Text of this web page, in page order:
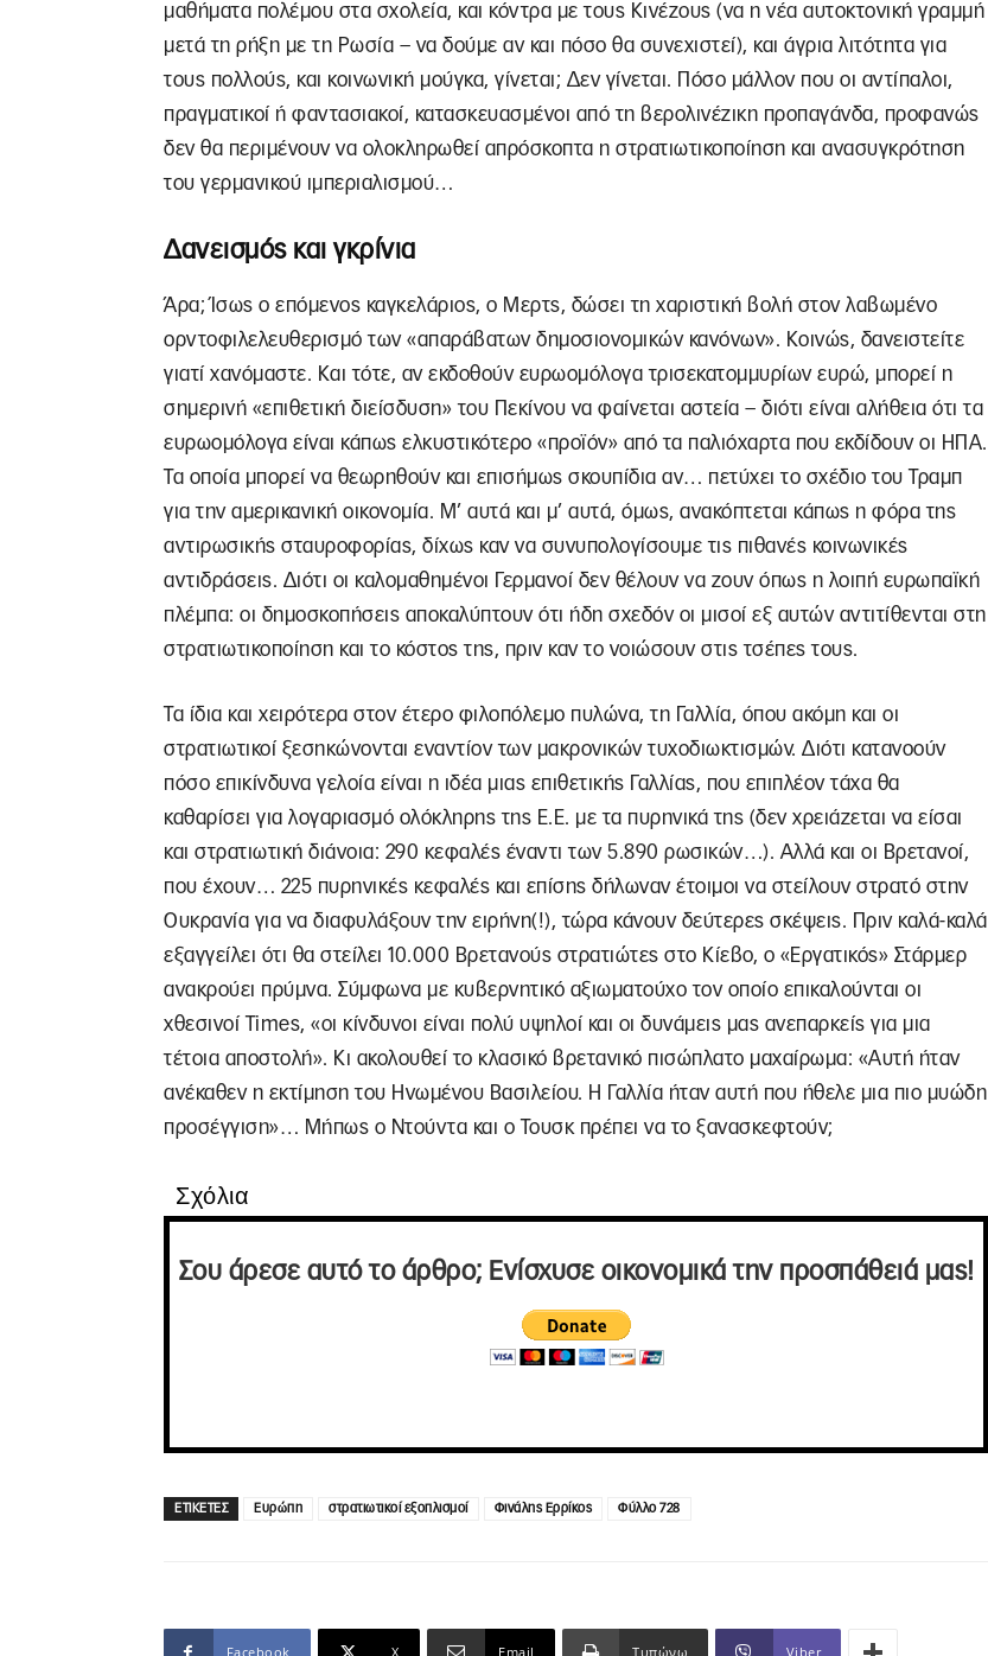
μαθήματα πολέμου στα σχολεία, και κόντρα με τους Κινέζους (να η νέα αυτοκτονική γραμμή
μετά τη ρήξη με τη Ρωσία – να δούμε αν και πόσο θα συνεχιστεί), και άγρια λιτότητα για
τους πολλούς, και κοινωνική μούγκα, γίνεται; Δεν γίνεται. Πόσο μάλλον που οι αντίπαλοι,
πραγματικοί ή φαντασιακοί, κατασκευασμένοι από τη βερολινέζικη προπαγάνδα, προφανώς
δεν θα περιμένουν να ολοκληρωθεί απρόσκοπτα η στρατιωτικοποίηση και ανασυγκρότηση
του γερμανικού ιμπεριαλισμού…
Δανεισμός και γκρίνια
Άρα; Ίσως ο επόμενος καγκελάριος, ο Μερτς, δώσει τη χαριστική βολή στον λαβωμένο
ορντοφιλελευθερισμό των «απαράβατων δημοσιονομικών κανόνων». Κοινώς, δανειστείτε
γιατί χανόμαστε. Και τότε, αν εκδοθούν ευρωομόλογα τρισεκατομμυρίων ευρώ, μπορεί η
σημερινή «επιθετική διείσδυση» του Πεκίνου να φαίνεται αστεία – διότι είναι αλήθεια ότι τα
ευρωομόλογα είναι κάπως ελκυστικότερο «προϊόν» από τα παλιόχαρτα που εκδίδουν οι ΗΠΑ.
Τα οποία μπορεί να θεωρηθούν και επισήμως σκουπίδια αν… πετύχει το σχέδιο του Τραμπ
για την αμερικανική οικονομία. Μ’ αυτά και μ’ αυτά, όμως, ανακόπτεται κάπως η φόρα της
αντιρωσικής σταυροφορίας, δίχως καν να συνυπολογίσουμε τις πιθανές κοινωνικές
αντιδράσεις. Διότι οι καλομαθημένοι Γερμανοί δεν θέλουν να ζουν όπως η λοιπή ευρωπαϊκή
πλέμπα: οι δημοσκοπήσεις αποκαλύπτουν ότι ήδη σχεδόν οι μισοί εξ αυτών αντιτίθενται στη
στρατιωτικοποίηση και το κόστος της, πριν καν το νοιώσουν στις τσέπες τους.
Τα ίδια και χειρότερα στον έτερο φιλοπόλεμο πυλώνα, τη Γαλλία, όπου ακόμη και οι
στρατιωτικοί ξεσηκώνονται εναντίον των μακρονικών τυχοδιωκτισμών. Διότι κατανοούν
πόσο επικίνδυνα γελοία είναι η ιδέα μιας επιθετικής Γαλλίας, που επιπλέον τάχα θα
καθαρίσει για λογαριασμό ολόκληρης της Ε.Ε. με τα πυρηνικά της (δεν χρειάζεται να είσαι
και στρατιωτική διάνοια: 290 κεφαλές έναντι των 5.890 ρωσικών…). Αλλά και οι Βρετανοί,
που έχουν… 225 πυρηνικές κεφαλές και επίσης δήλωναν έτοιμοι να στείλουν στρατό στην
Ουκρανία για να διαφυλάξουν την ειρήνη(!), τώρα κάνουν δεύτερες σκέψεις. Πριν καλά-καλά
εξαγγείλει ότι θα στείλει 10.000 Βρετανούς στρατιώτες στο Κίεβο, ο «Εργατικός» Στάρμερ
ανακρούει πρύμνα. Σύμφωνα με κυβερνητικό αξιωματούχο τον οποίο επικαλούνται οι
χθεσινοί Times, «οι κίνδυνοι είναι πολύ υψηλοί και οι δυνάμεις μας ανεπαρκείς για μια
τέτοια αποστολή». Κι ακολουθεί το κλασικό βρετανικό πισώπλατο μαχαίρωμα: «Αυτή ήταν
ανέκαθεν η εκτίμηση του Ηνωμένου Βασιλείου. Η Γαλλία ήταν αυτή που ήθελε μια πιο μυώδη
προσέγγιση»… Μήπως ο Ντούντα και ο Τουσκ πρέπει να το ξανασκεφτούν;
Σχόλια
Σου άρεσε αυτό το άρθρο; Ενίσχυσε οικονομικά την προσπάθειά μας!
ΕΤΙΚΕΤΕΣ Ευρώπη στρατιωτικοί εξοπλισμοί Φινάλης Ερρίκος Φύλλο 728
Facebook X Email Τυπώνω Viber